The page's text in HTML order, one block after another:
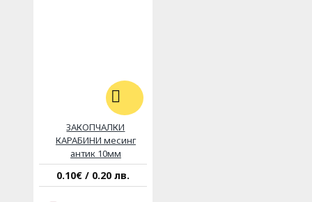
ЗАКОПЧАЛКИ
КАРАБИНИ месинг
антик 10мм
0.10€ / 0.20 лв.